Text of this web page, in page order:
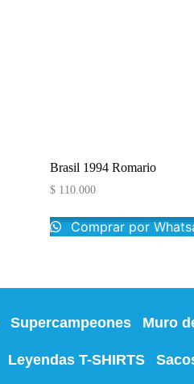
Brasil 1994 Romario
$ 110.000
Comprar por
Supercampeones Muro
Leyendas T-SHIRTS